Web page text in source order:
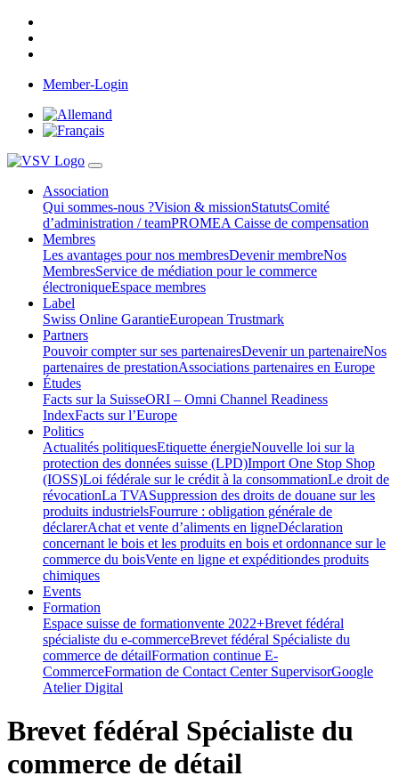
Member-Login
Association
Qui sommes-nous ?Vision & missionStatutsComité
d’administration / teamPROMEA Caisse de compensation
Membres
Les avantages pour nos membresDevenir membreNos
MembresService de médiation pour le commerce
électroniqueEspace membres
Label
Swiss Online GarantieEuropean Trustmark
Partners
Pouvoir compter sur ses partenairesDevenir un partenaireNos
partenaires de prestationAssociations partenaires en Europe
Études
Facts sur la SuisseORI – Omni Channel Readiness
IndexFacts sur l’Europe
Politics
Actualités politiquesEtiquette énergieNouvelle loi sur la
protection des données suisse (LPD)Import One Stop Shop
(IOSS)Loi fédérale sur le crédit à la consommationLe droit de
révocationLa TVASuppression des droits de douane sur les
produits industrielsFourrure : obligation générale de
déclarerAchat et vente d’aliments en ligneDéclaration
concernant le bois et les produits en bois et ordonnance sur le
commerce du boisVente en ligne et expéditiondes produits
chimiques
Events
Formation
Espace suisse de formationvente 2022+Brevet fédéral
spécialiste du e-commerceBrevet fédéral Spécialiste du
commerce de détailFormation continue E-
CommerceFormation de Contact Center SupervisorGoogle
Atelier Digital
Brevet fédéral Spécialiste du
commerce de détail